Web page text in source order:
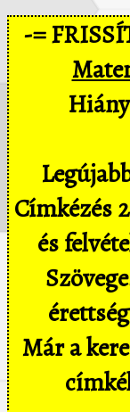
-=
Címkézés
és
Már a